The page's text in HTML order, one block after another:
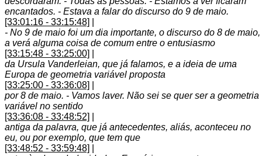
encantados. - Estava a falar do discurso do 9 de maio.
[33:01:16 - 33:15:48]
- No 9 de maio foi um dia importante, o discurso do 8 de maio,
a verá alguma coisa de comum entre o entusiasmo
[33:15:48 - 33:25:00]
da Ursula Vanderleian, que já falamos, e a ideia de uma
Europa de geometria variável proposta
[33:25:00 - 33:36:08]
por 8 de maio. - Vamos laver. Não sei se quer ser a geometria
variável no sentido
[33:36:08 - 33:48:52]
antiga da palavra, que já antecedentes, aliás, aconteceu no
eu, ou por exemplo, que tem que
[33:48:52 - 33:59:48]